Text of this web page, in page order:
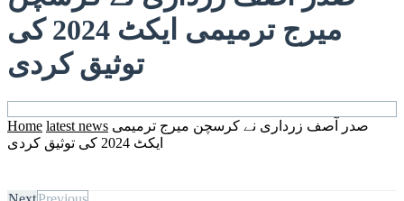
میرج ترمیمی ایکٹ 2024 کی
توثیق کردی
Home latest news صدر آصف زرداری نے کرسچن میرج ترمیمی
ایکٹ 2024 کی توثیق کردی